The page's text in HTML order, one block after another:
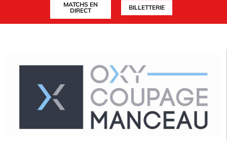
MATCHS EN
DIRECT
BILLETTERIE